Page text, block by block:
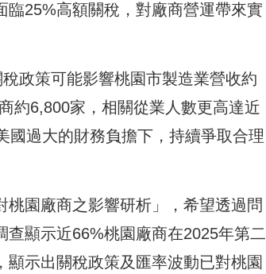
25%高額關稅，對廠商營運帶來實
政策可能影響桃園市製造業營收約
約6,800家，相關從業人數更高達近
國過大的財務負擔下，持續爭取合理
園廠商之影響研析」，希望透過問
顯示近66%桃園廠商在2025年第二
示出關稅政策及匯率波動已對桃園